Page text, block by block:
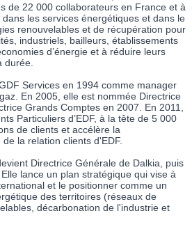
de 22 000 collaborateurs en France et à
les services énergétiques et dans le
renouvelables et de récupération pour
industriels, bailleurs, établissements
d’énergie et à réduire leurs
durée.
Services en 1994 comme manager
En 2005, elle est nommée Directrice
Grands Comptes en 2007. En 2011,
Particuliers d’EDF, à la tête de 5 000
de clients et accélère la
la relation clients d'EDF.
Directrice Générale de Dalkia, puis
lance un plan stratégique qui vise à
et le positionner comme un
des territoires (réseaux de
décarbonation de l'industrie et